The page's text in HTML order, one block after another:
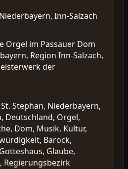
Inn-Salzach
Orgel im Passauer Dom
Region Inn-Salzach,
der
Stephan, Niederbayern,
Deutschland, Orgel,
Dom, Musik, Kultur,
Barock,
Glaube,
Regierungsbezirk